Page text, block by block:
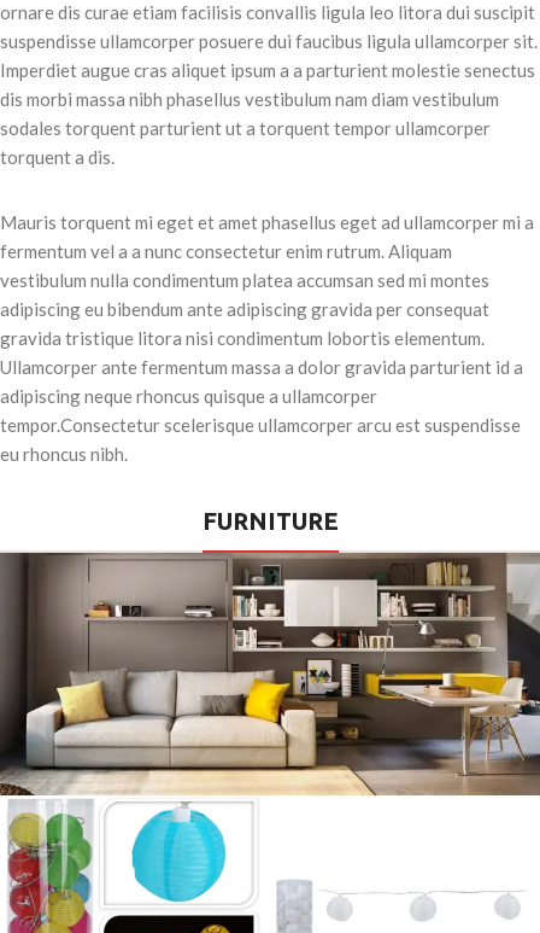
ornare dis curae etiam facilisis convallis ligula leo litora dui suscipit
suspendisse ullamcorper posuere dui faucibus ligula ullamcorper sit.
Imperdiet augue cras aliquet ipsum a a parturient molestie senectus
dis morbi massa nibh phasellus vestibulum nam diam vestibulum
sodales torquent parturient ut a torquent tempor ullamcorper
torquent a dis.
Mauris torquent mi eget et amet phasellus eget ad ullamcorper mi a
fermentum vel a a nunc consectetur enim rutrum. Aliquam
vestibulum nulla condimentum platea accumsan sed mi montes
adipiscing eu bibendum ante adipiscing gravida per consequat
gravida tristique litora nisi condimentum lobortis elementum.
Ullamcorper ante fermentum massa a dolor gravida parturient id a
adipiscing neque rhoncus quisque a ullamcorper
tempor.Consectetur scelerisque ullamcorper arcu est suspendisse
eu rhoncus nibh.
FURNITURE